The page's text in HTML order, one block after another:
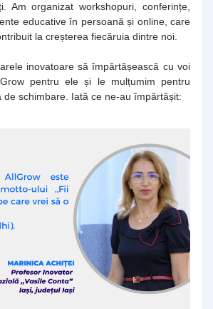
Am organizat workshopuri, conferințe,
educative în persoană și online, care
la creșterea fiecăruia dintre noi.
inovatoare să împărtășească cu voi
pentru ele și le mulțumim pentru
de schimbare. Iată ce ne-au împărtășit: